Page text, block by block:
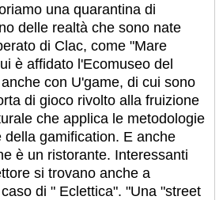
una quarantina di
delle realtà che sono nate
di Clac, come "Mare
è affidato l'Ecomuseo del
con U'game, di cui sono
di gioco rivolto alla fruizione
che applica le metodologie
della gamification. E anche
è un ristorante. Interessanti
si trovano anche a
di " Eclettica". "Una "street